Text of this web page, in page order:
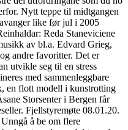
Nytt teppe til midtgangen
like før jul i 2005
Reda Staneviciene
av bl.a. Edvard Grieg,
andre favoritter. Det er
utvikle seg til en stress
med sammenleggbare
en flott modell i kunstrotting
Storsenter i Bergen får
Fjellstyremøte 08.01.20.
å be om flere